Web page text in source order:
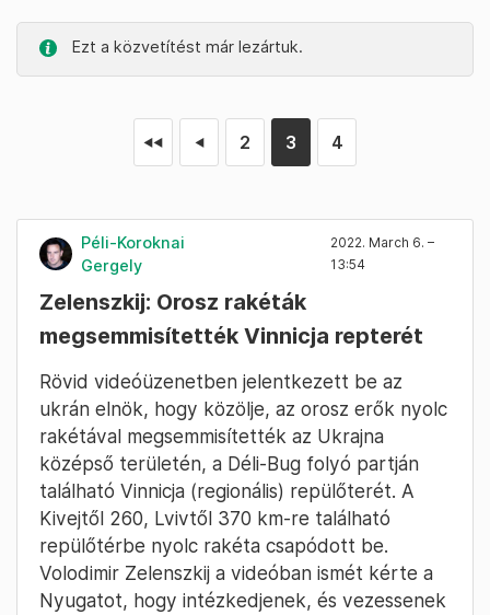
Ezt a közvetítést már lezártuk.
◄◄ ◄ 2 3 4
Péli-Koroknai
Gergely
2022. March 6. –
13:54
Zelenszkij: Orosz rakéták
megsemmisítették Vinnicja repterét
Rövid videóüzenetben jelentkezett be az
ukrán elnök, hogy közölje, az orosz erők nyolc
rakétával megsemmisítették az Ukrajna
középső területén, a Déli-Bug folyó partján
található Vinnicja (regionális) repülőterét. A
Kivejtől 260, Lvivtől 370 km-re található
repülőtérbe nyolc rakéta csapódott be.
Volodimir Zelenszkij a videóban ismét kérte a
Nyugatot, hogy intézkedjenek, és vezessenek